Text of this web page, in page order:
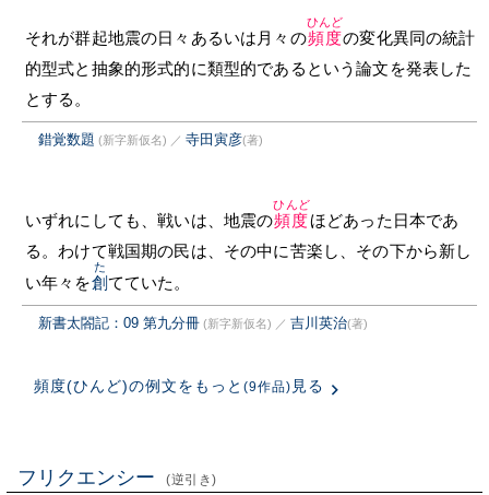
それが群起地震の日々あるいは月々の頻度
ひんど
の変化異同の統計
的型式と抽象的形式的に類型的であるという論文を発表した
とする。
錯覚数題 (新字新仮名) ／ 寺田寅彦(著)
いずれにしても、戦いは、地震の頻度
ひんど
ほどあった日本であ
る。わけて戦国期の民は、その中に苦楽し、その下から新し
い年々を創
た
てていた。
新書太閤記：09 第九分冊 (新字新仮名) ／ 吉川英治(著)
頻度(ひんど)の例文をもっと (9作品) 見る
フリクエンシー (逆引き)